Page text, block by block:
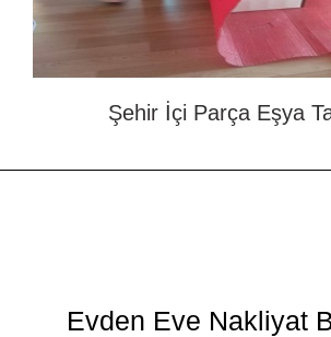
Şehir İçi Parça Eşya
Evden Eve Nakliyat